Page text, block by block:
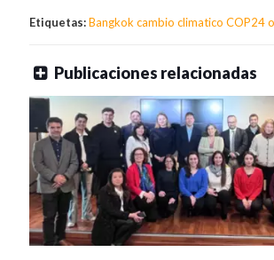
Etiquetas:Bangkok cambio climatico COP24
Publicaciones relacionadas